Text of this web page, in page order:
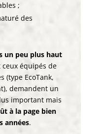
;
des
un peu plus haut
équipés de
(type EcoTank,
demandent un
important mais
à la page bien
années.